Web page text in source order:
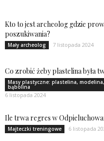
Kto to jest archeolog gdzie
poszukiwania?
Mały archeolog 7 listopada 2024
Co zrobić żeby plastelina była
Masy plastyczne: plastelina,
bąbolina
6 listopada 2024
Ile trwa regres w
Majteczki treningowe 6 listopada